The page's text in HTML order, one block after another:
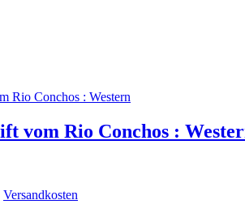
vom Rio Conchos :
Versandkosten